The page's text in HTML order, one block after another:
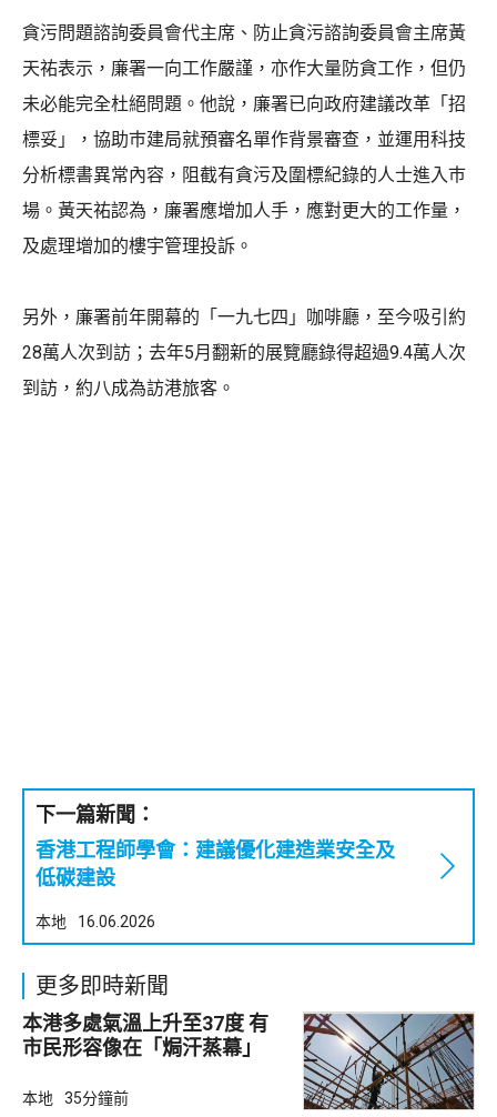
貪污問題諮詢委員會代主席、防止貪污諮詢委員會主席黃
天祐表示，廉署一向工作嚴謹，亦作大量防貪工作，但仍
未必能完全杜絕問題。他說，廉署已向政府建議改革「招
標妥」，協助巿建局就預審名單作背景審查，並運用科技
分析標書異常內容，阻截有貪污及圍標紀錄的人士進入巿
場。黃天祐認為，廉署應增加人手，應對更大的工作量，
及處理增加的樓宇管理投訴。
另外，廉署前年開幕的「一九七四」咖啡廳，至今吸引約
28萬人次到訪；去年5月翻新的展覽廳錄得超過9.4萬人次
到訪，約八成為訪港旅客。
下一篇新聞：
香港工程師學會：建議優化建造業安全及
低碳建設
本地 16.06.2026
更多即時新聞
本港多處氣溫上升至37度 有
市民形容像在「焗汗蒸幕」
本地 35分鐘前